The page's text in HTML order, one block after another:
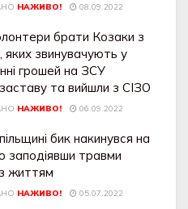
НАЖИВО! 08.09.2022
брати Козаки з
яких звинувачують у
грошей на ЗСУ
та вийшли з СІЗО
НАЖИВО! 06.09.2022
бик накинувся на
заподіявши травми
з життям
НАЖИВО! 05.07.2022